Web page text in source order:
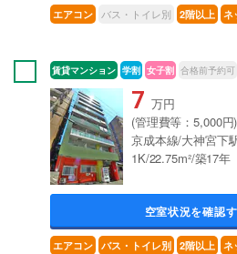
エアコン バス・トイレ別 2階以上 ネ
賃貸マンション 学割 女子割 合格前予約可
7 万円
(管理費等：5,000円)
京成本線/大神宮下
1K/22.75m²/築17年
空室状況を確認
エアコン バス・トイレ別 2階以上 ネ